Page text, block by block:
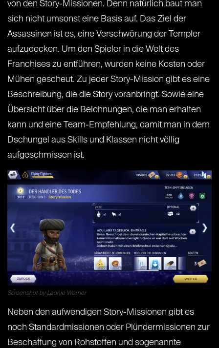
von den Story-Missionen. Denn natürlich baut man
sich nicht umsonst eine Basis auf. Das Ziel der
Assassinen ist es, eine Verschwörung der Templer
aufzudecken. Um den Spieler in die Welt des
Franchises zu entführen, wurden keine Kosten oder
Mühen gescheut. Zu jeder Story-Mission gibt es eine
Beschreibung, die die Story voranbringt. Sowie eine
Übersicht über die Belohnungen, die man erhalten
kann und eine Team-Empfehlung, damit man in dem
Dschungel aus Skills und Klassen nicht völlig
aufgeschmissen ist.
Screenshot by Leonie Werner
Neben den aufwendigen Story-Missionen gibt es
noch Standardmissionen oder Plündermissionen zur
Beschaffung von Rohstoffen und sogenannte